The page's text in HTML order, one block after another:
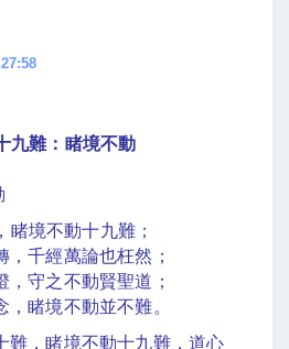
九難：睹境不動
睹境不動十九難；
千經萬論也枉然；
守之不動賢聖道；
睹境不動並不難。
，睹境不動十九難，道心